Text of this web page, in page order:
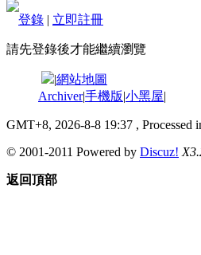
登錄 | 立即註冊
請先登錄後才能繼續瀏覽
|網站地圖
Archiver|手機版|小黑屋|
GMT+8, 2026-8-8 19:37 , Processed
© 2001-2011 Powered by Discuz!
返回頂部